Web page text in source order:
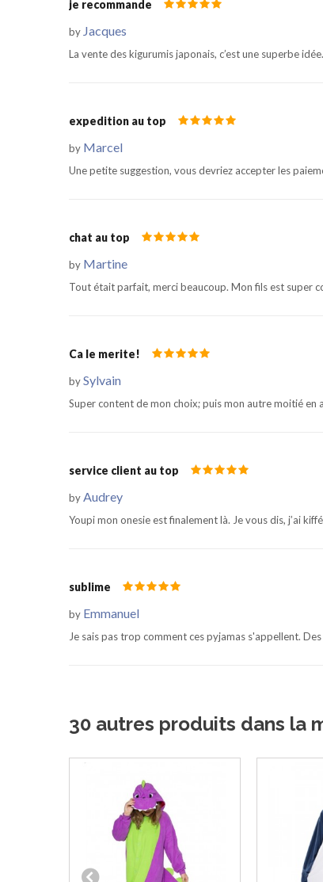
je recommande
by Jacques
La vente des kigurumis japonais, c’est une superbe
expedition au top
by Marcel
Une petite suggestion, vous devriez accepter les
chat au top
by Martine
Tout était parfait, merci beaucoup. Mon fils est super
Ca le merite!
bySylvain
Super content de mon choix; puis mon autre moitié en
service client au top
byAudrey
Youpi mon onesie est finalement là. Je vous dis, j’ai
sublime
by Emmanuel
Je sais pas trop comment ces pyjamas s'appellent.
30 autres produits dans la